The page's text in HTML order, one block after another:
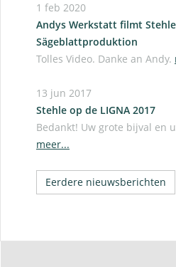
1 feb 2020
Andys Werkstatt filmt Stehle
Sägeblattproduktion
Tolles Video. Danke an Andy.
13 jun 2017
Stehle op de LIGNA 2017
Bedankt! Uw grote bijval en
meer...
Eerdere nieuwsberichten